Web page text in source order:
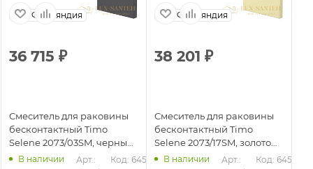
Финляндия
36 715 ₽
Смеситель для раковины
бесконтактный Timo
Selene 2073/03SM, черный
матовый
В наличии
Арт.:
Код: 64535
Финляндия
38 201 ₽
Смеситель для раковины
бесконтактный Timo
Selene 2073/17SM, золото
матовое
В наличии
Арт.:
Код: 64536